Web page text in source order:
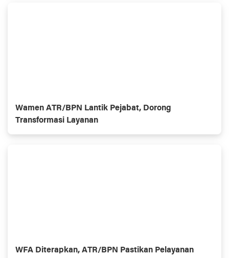
Wamen ATR/BPN Lantik Pejabat, Dorong
Transformasi Layanan
WFA Diterapkan, ATR/BPN Pastikan Pelayanan